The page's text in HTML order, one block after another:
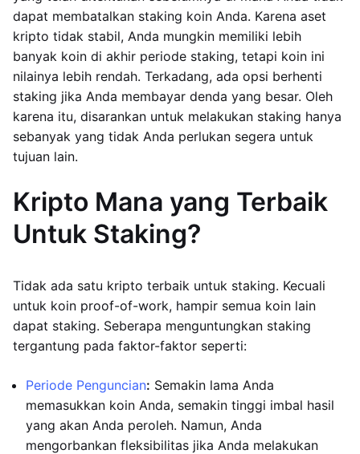
dapat membatalkan staking koin Anda. Karena aset
kripto tidak stabil, Anda mungkin memiliki lebih
banyak koin di akhir periode staking, tetapi koin ini
nilainya lebih rendah. Terkadang, ada opsi berhenti
staking jika Anda membayar denda yang besar. Oleh
karena itu, disarankan untuk melakukan staking hanya
sebanyak yang tidak Anda perlukan segera untuk
tujuan lain.
Kripto Mana yang Terbaik
Untuk Staking?
Tidak ada satu kripto terbaik untuk staking. Kecuali
untuk koin proof-of-work, hampir semua koin lain
dapat staking. Seberapa menguntungkan staking
tergantung pada faktor-faktor seperti:
Periode Penguncian: Semakin lama Anda
memasukkan koin Anda, semakin tinggi imbal hasil
yang akan Anda peroleh. Namun, Anda
mengorbankan fleksibilitas jika Anda melakukan